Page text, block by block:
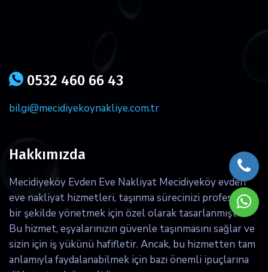
icon
0532 460 66 43
bilgi@mecidiyekoynakliye.com.tr
Hakkımızda
Mecidiyeköy Evden Eve Nakliyat Mecidiyeköy evden
eve nakliyat hizmetleri, taşınma sürecinizi profesyonel
bir şekilde yönetmek için özel olarak tasarlanmıştır.
Bu hizmet, eşyalarınızın güvenle taşınmasını sağlar ve
sizin için iş yükünü hafifletir. Ancak, bu hizmetten tam
anlamıyla faydalanabilmek için bazı önemli ipuçlarına